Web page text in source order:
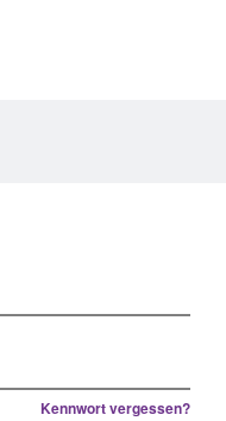
Kennwort vergessen?